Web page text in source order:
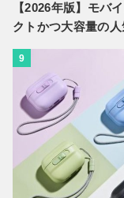
【2026年版】モバ
クトかつ大容量の
9